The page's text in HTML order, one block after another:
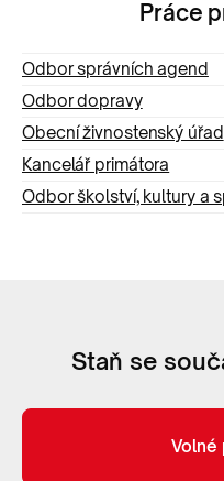
Práce
Odbor správních agend
Odbor dopravy
Obecní živnostenský úřad
Kancelář primátora
Odbor školství, kultury a
Staň se
Volné